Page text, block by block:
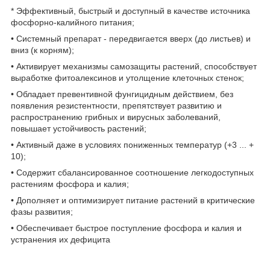
* Эффективный, быстрый и доступный в качестве источника
фосфорно-калийного питания;
• Системный препарат - передвигается вверх (до листьев) и
вниз (к корням);
• Активирует механизмы самозащиты растений, способствует
выработке фитоалексинов и утолщение клеточных стенок;
• Обладает превентивной фунгицидным действием, без
появления резистентности, препятствует развитию и
распространению грибных и вирусных заболеваний,
повышает устойчивость растений;
• Активный даже в условиях пониженных температур (+3 ... +
10);
• Содержит сбалансированное соотношение легкодоступных
растениям фосфора и калия;
• Дополняет и оптимизирует питание растений в критические
фазы развития;
• Обеспечивает быстрое поступление фосфора и калия и
устранения их дефицита